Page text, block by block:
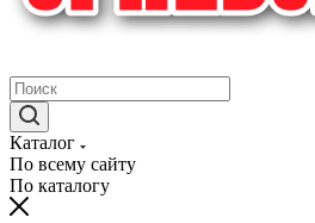
Каталог
По всему сайту
По каталогу